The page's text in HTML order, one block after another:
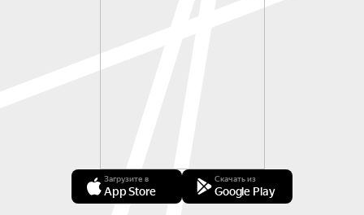
Загрузите в
App Store
Скачать из
Google Play